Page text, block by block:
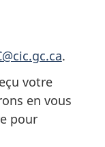
.
votre
en vous
pour